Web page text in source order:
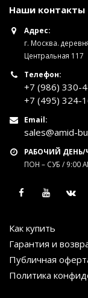
Наши контакты
Адрес:
г. Москва.
Центральная 117
Телефон:
+7 (986) 330-
+7 (495) 324-
Email:
sales@amid-
РАБОЧИЙ ДЕНЬ/
ПОН – СУБ / 9:00
Как купить
Гарантия и
Публичная
Политика